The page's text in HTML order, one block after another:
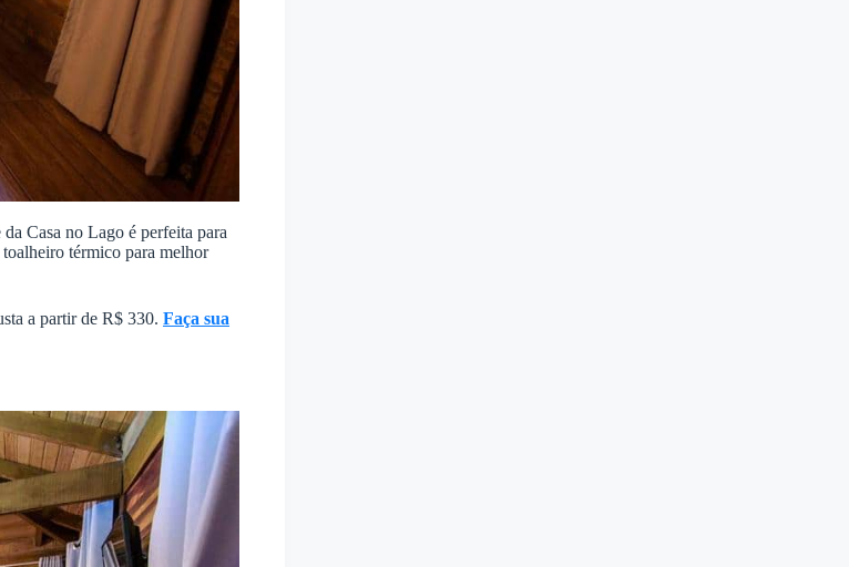
Casa no Lago é perfeita para
térmico para melhor
a partir de R$ 330. Faça sua